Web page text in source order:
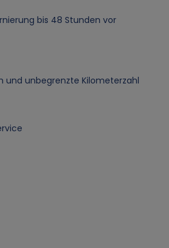
bis 48 Stunden vor
und unbegrenzte Kilometerzahl